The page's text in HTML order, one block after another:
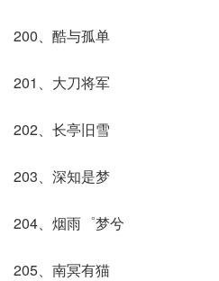
200、酷与孤单
201、大刀将军
202、长亭旧雪
203、深知是梦
204、烟雨゜梦兮
205、南冥有猫